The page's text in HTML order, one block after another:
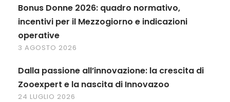
Bonus Donne 2026: quadro normativo,
incentivi per il Mezzogiorno e indicazioni
operative
3 AGOSTO 2026
Dalla passione all’innovazione: la crescita di
Zooexpert e la nascita di Innovazoo
24 LUGLIO 2026